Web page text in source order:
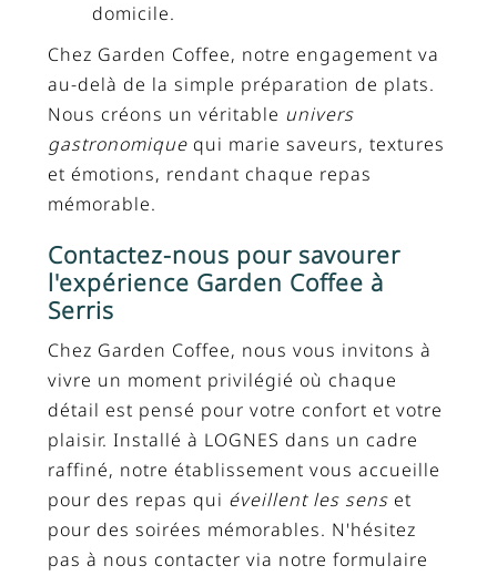
domicile.
Chez Garden Coffee, notre engagement va
au-delà de la simple préparation de plats.
Nous créons un véritable univers
gastronomiquequi marie saveurs, textures
et émotions, rendant chaque repas
mémorable.
Contactez-nous pour savourer
l'expérience Garden Coffee à
Serris
Chez Garden Coffee, nous vous invitons à
vivre un moment privilégié où chaque
détail est pensé pour votre confort et votre
plaisir. Installé à LOGNES dans un cadre
raffiné, notre établissement vous accueille
pour des repas qui éveillent les senset
pour des soirées mémorables. N'hésitez
pas à nous contacter via notre formulaire